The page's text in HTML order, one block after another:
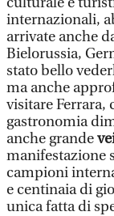
internazionali,
arrivate anche
Bielorussia,
stato bello
ma anche
visitare Ferrara,
gastronomia
anche grande
manifestazione
campioni
e centinaia di
unica fatta di